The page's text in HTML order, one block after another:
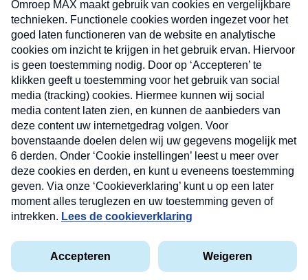
Verzend
Privacyverklaring
Cookieverklaring
Kwetsbaarheid melden
Nieuwsbrief
Neem hier een gratis abonnement op onze
nieuwsbrief. Elke vrijdag- en dinsdagochtend in uw